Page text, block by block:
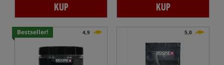
KUP KUP
Bestseller! 4,9 5,0